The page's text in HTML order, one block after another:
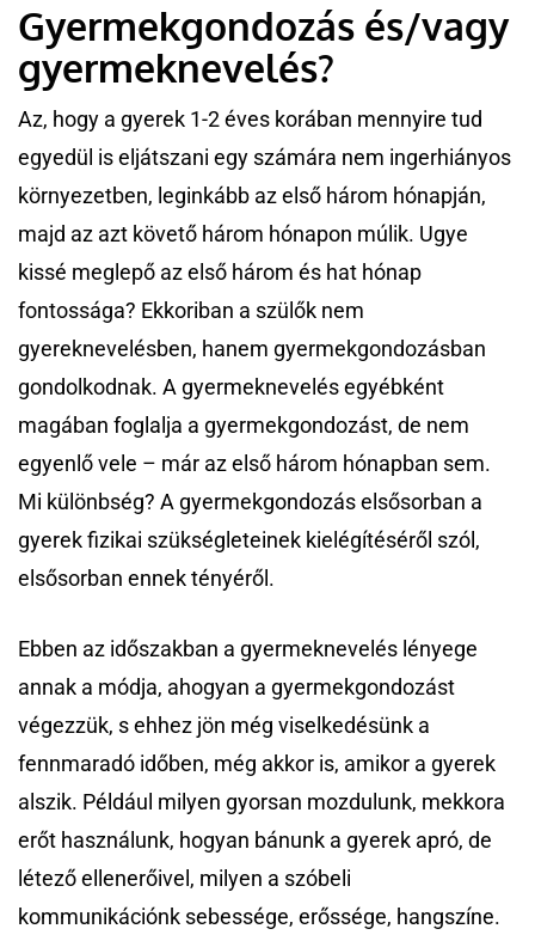
Gyermekgondozás és/vagy
gyermeknevelés?
Az, hogy a gyerek 1-2 éves korában mennyire tud
egyedül is eljátszani egy számára nem ingerhiányos
környezetben, leginkább az első három hónapján,
majd az azt követő három hónapon múlik. Ugye
kissé meglepő az első három és hat hónap
fontossága? Ekkoriban a szülők nem
gyereknevelésben, hanem gyermekgondozásban
gondolkodnak. A gyermeknevelés egyébként
magában foglalja a gyermekgondozást, de nem
egyenlő vele – már az első három hónapban sem.
Mi különbség? A gyermekgondozás elsősorban a
gyerek fizikai szükségleteinek kielégítéséről szól,
elsősorban ennek tényéről.
Ebben az időszakban a gyermeknevelés lényege
annak a módja, ahogyan a gyermekgondozást
végezzük, s ehhez jön még viselkedésünk a
fennmaradó időben, még akkor is, amikor a gyerek
alszik. Például milyen gyorsan mozdulunk, mekkora
erőt használunk, hogyan bánunk a gyerek apró, de
létező ellenerőivel, milyen a szóbeli
kommunikációnk sebessége, erőssége, hangszíne.